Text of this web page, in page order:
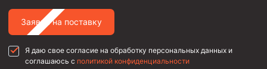
Заявка на поставку
Я даю свое согласие на обработку персональных данных и
соглашаюсь с политикой конфиденциальности